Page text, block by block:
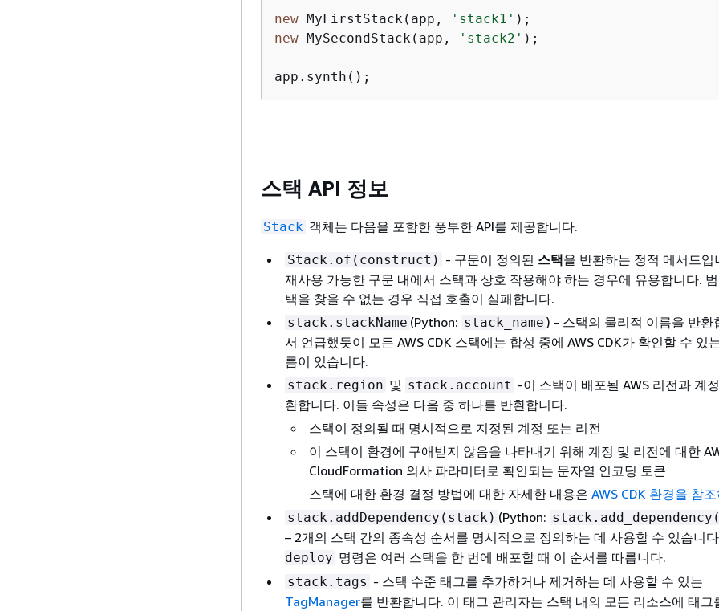
new MyFirstStack(app, 'stack1'
new MySecondStack(app, 'stack2' );
app.synth();
스택 API 정보
Stack 객체는 다음을 포함한 풍부한 API를 제공합니다.
Stack.of(construct) - 구문이 정의된 스택을 반환하는 정적 메서드입
재사용 가능한 구문 내에서 스택과 상호 작용해야 하는 경우에 유용합니다.
택을 찾을 수 없는 경우 직접 호출이 실패합니다.
stack.stackName (Python: stack_name ) - 스택의 물리적 이름을 반환
서 언급했듯이 모든 AWS CDK 스택에는 합성 중에 AWS CDK가 확인할 수 있
름이 있습니다.
stack.region 및 stack.account -이 스택이 배포될 AWS 리전과 계
환합니다. 이들 속성은 다음 중 하나를 반환합니다.
스택이 정의될 때 명시적으로 지정된 계정 또는 리전
이 스택이 환경에 구애받지 않음을 나타내기 위해 계정 및 리전에 대한
CloudFormation 의사 파라미터로 확인되는 문자열 인코딩 토큰
스택에 대한 환경 결정 방법에 대한 자세한 내용은 AWS CDK 환경을 참
stack.addDependency(stack) (Python:
– 2개의 스택 간의 종속성 순서를 명시적으로 정의하는 데 사용할 수 있습니
deploy 명령은 여러 스택을 한 번에 배포할 때 이 순서를 따릅니다.
stack.tags - 스택 수준 태그를 추가하거나 제거하는 데 사용할 수 있는
TagManager를 반환합니다. 이 태그 관리자는 스택 내의 모든 리소스에 태그